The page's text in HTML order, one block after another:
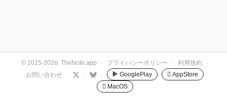
© 2015-2026, TheNote.app · プライバシーポリシー · 利用規約
·
お問い合わせ
· · · GooglePlay
 AppStore
 MacOS